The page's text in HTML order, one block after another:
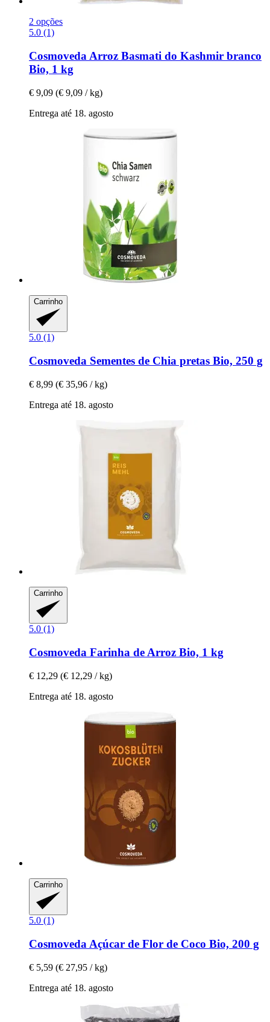
2 opções
5.0 (1)
Cosmoveda Arroz Basmati do Kashmir branco
Bio, 1 kg
€ 9,09 (€ 9,09 / kg)
Entrega até 18. agosto
Carrinho
5.0 (1)
Cosmoveda Sementes de Chia pretas Bio, 250 g
€ 8,99 (€ 35,96 / kg)
Entrega até 18. agosto
Carrinho
5.0 (1)
Cosmoveda Farinha de Arroz Bio, 1 kg
€ 12,29 (€ 12,29 / kg)
Entrega até 18. agosto
Carrinho
5.0 (1)
Cosmoveda Açúcar de Flor de Coco Bio, 200 g
€ 5,59 (€ 27,95 / kg)
Entrega até 18. agosto